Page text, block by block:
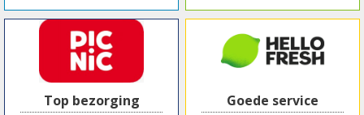
Top bezorging
Goede service